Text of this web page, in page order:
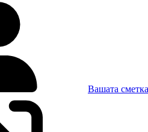
Вашата сметка